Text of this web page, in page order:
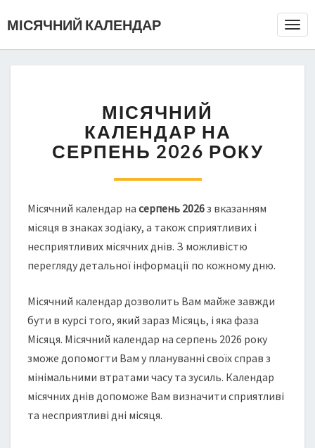
МІСЯЧНИЙ КАЛЕНДАР
МІСЯЧНИЙ
КАЛЕНДАР НА
СЕРПЕНЬ 2026 РОКУ
Місячний календар на серпень 2026з вказанням
місяця в знаках зодіаку, а також сприятливих і
несприятливих місячних днів. З можливістю
перегляду детальної інформації по кожному дню.
Місячний календар дозволить Вам майже завжди
бути в курсі того, який зараз Місяць, і яка фаза
Місяця. Місячний календар на серпень 2026 року
зможе допомогти Вам у плануванні своїх справ з
мінімальними втратами часу та зусиль. Календар
місячних днів допоможе Вам визначити сприятливі
та несприятливі дні місяця.